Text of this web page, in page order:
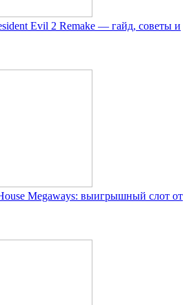
Evil 2 Remake — гайд, советы и
Megaways: выигрышный слот от